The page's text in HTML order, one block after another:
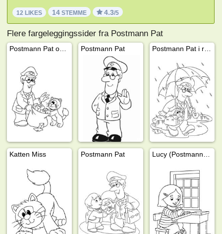
12 LIKES 14 STEMME 4.3/5
Flere fargeleggingssider fra Postmann Pat
Postmann Pat
Katten Miss Postmann Pat